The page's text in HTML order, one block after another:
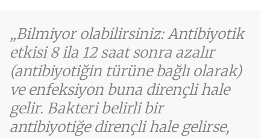
Bilmiyor olabilirsiniz: Antibiyotik
etkisi 8 ila 12 saat sonra azalır
(antibiyotiğin türüne bağlı olarak)
ve enfeksiyon buna dirençli hale
gelir. Bakteri belirli bir
antibiyotiğe dirençli hale gelirse,